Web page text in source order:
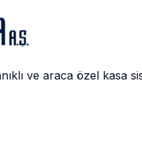
ve araca özel